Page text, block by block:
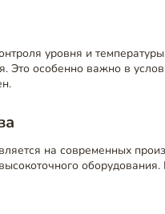
уровня и
Это особенно важно в
на современных
оборудования.